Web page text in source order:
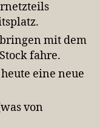
mit dem
fahre.
eine neue
von